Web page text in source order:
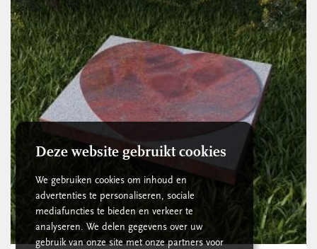
Deze website gebruikt cookies
We gebruiken cookies om inhoud en
advertenties te personaliseren, sociale
mediafuncties te bieden en verkeer te
analyseren. We delen gegevens over uw
gebruik van onze site met onze partners voor